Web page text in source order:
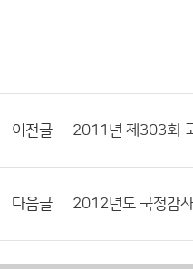
이전글 2011년 제303회
다음글 2012년도 국정감